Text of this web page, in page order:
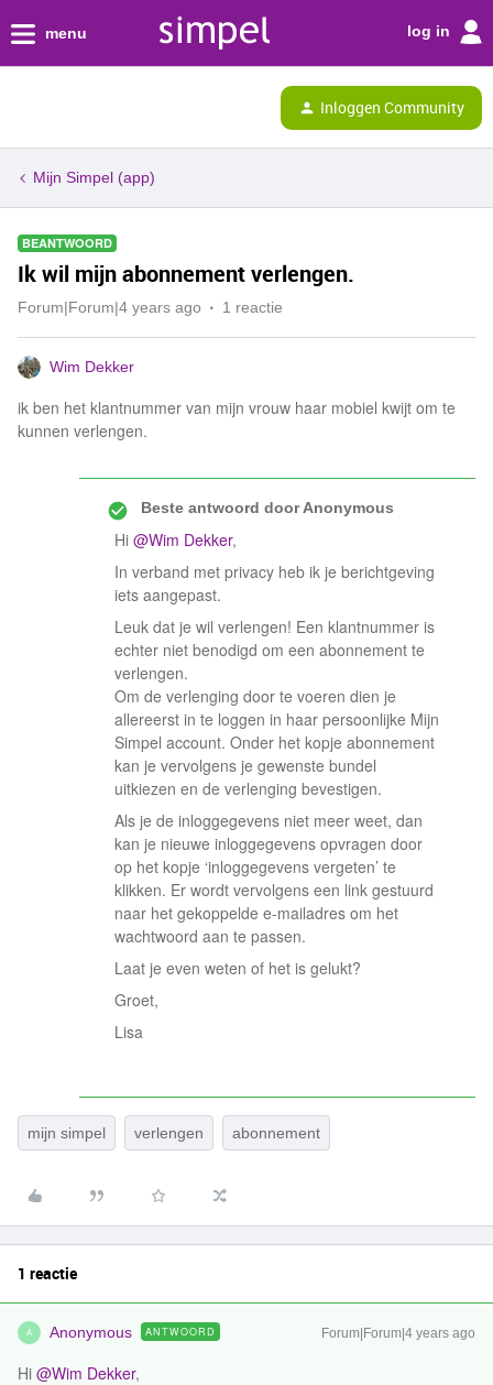
menu log in
Inloggen Community
Mijn Simpel (app)
BEANTWOORD
Ik wil mijn abonnement verlengen.
Forum|Forum|4 years ago 1 reactie
Wim Dekker
ik ben het klantnummer van mijn vrouw haar mobiel kwijt om te
kunnen verlengen.
Beste antwoord doorAnonymous
Hi @Wim Dekker,
In verband met privacy heb ik je berichtgeving
iets aangepast.
Leuk dat je wil verlengen! Een klantnummer is
echter niet benodigd om een abonnement te
verlengen.
Om de verlenging door te voeren dien je
allereerst in te loggen in haar persoonlijke Mijn
Simpel account. Onder het kopje abonnement
kan je vervolgens je gewenste bundel
uitkiezen en de verlenging bevestigen.
Als je de inloggegevens niet meer weet, dan
kan je nieuwe inloggegevens opvragen door
op het kopje ‘inloggegevens vergeten’ te
klikken. Er wordt vervolgens een link gestuurd
naar het gekoppelde e-mailadres om het
wachtwoord aan te passen.
Laat je even weten of het is gelukt?
Groet,
Lisa
mijn simpel verlengen abonnement
1 reactie
A Anonymous ANTWOORD Forum|Forum|4 years ago
Hi @Wim Dekker,